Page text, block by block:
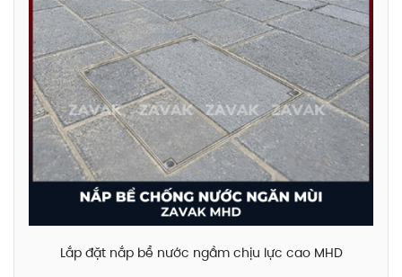
Lắp đặt nắp bể nước ngầm chịu lực cao MHD